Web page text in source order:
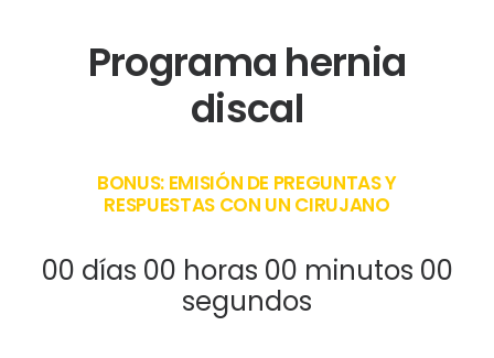
Programa hernia
discal
BONUS: EMISIÓN DE PREGUNTAS Y
RESPUESTAS CON UN CIRUJANO
00 días 00 horas 00 minutos 00
segundos